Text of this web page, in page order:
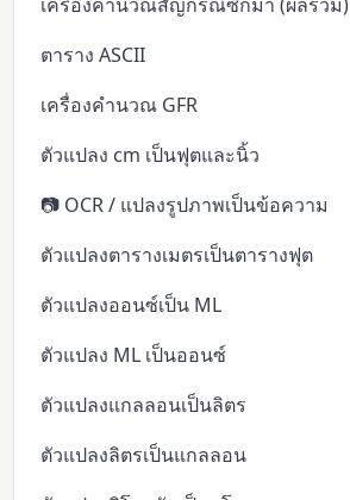
ตาราง ASCII
เครื่องคำนวณ GFR
ตัวแปลง cm เป็นฟุตและนิ้ว
📷 OCR / แปลงรูปภาพเป็นข้อความ
ตัวแปลงตารางเมตรเป็นตารางฟุต
ตัวแปลงออนซ์เป็น ML
ตัวแปลง ML เป็นออนซ์
ตัวแปลงแกลลอนเป็นลิตร
ตัวแปลงลิตรเป็นแกลลอน